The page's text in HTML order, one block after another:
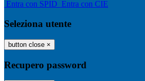
Entra con SPID Entra con CIE
Seleziona utente
button close ×
Recupero password